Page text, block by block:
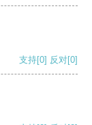
支持[0] 反对[0]